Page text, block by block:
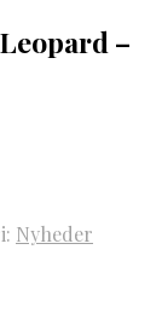
–
Nyheder